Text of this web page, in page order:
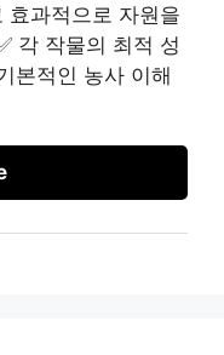
효과적으로 자원을
각 작물의 최적 성
본적인 농사 이해